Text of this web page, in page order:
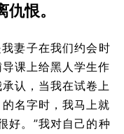
恨。
妻子在我们约会时
课上给黑人学生作
认，当我在试卷上
名字时，我马上就
好。”我对自己的种